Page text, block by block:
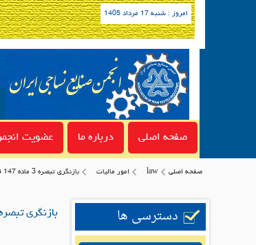
امروز : شنبه 17 مرداد 1405
صفحه اصلی درباره ما عضویت
صفحه اصلی law امور مالیات بازنگری تبصره 3 ماده 147 قانون مالیات‌های مستقیم اصلاحی مصوب 31 تیر 1394
دسترسی ها بازنگری تبصره 3 ماده 147 قانون مالیات‌های مستقیم اصلاحی مصوب 31 تیر